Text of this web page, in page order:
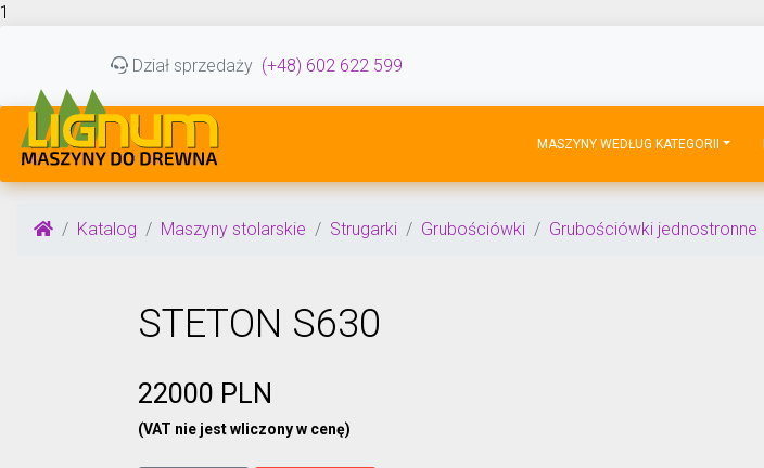
1
Dział sprzedaży (+48) 602 622 599
MASZYNY WEDŁUG KATEGORII
Katalog Maszyny stolarskie Strugarki Grubościówki Grubościówki jednostronne
STETON S630
22000 PLN
(VAT nie jest wliczony w cenę)